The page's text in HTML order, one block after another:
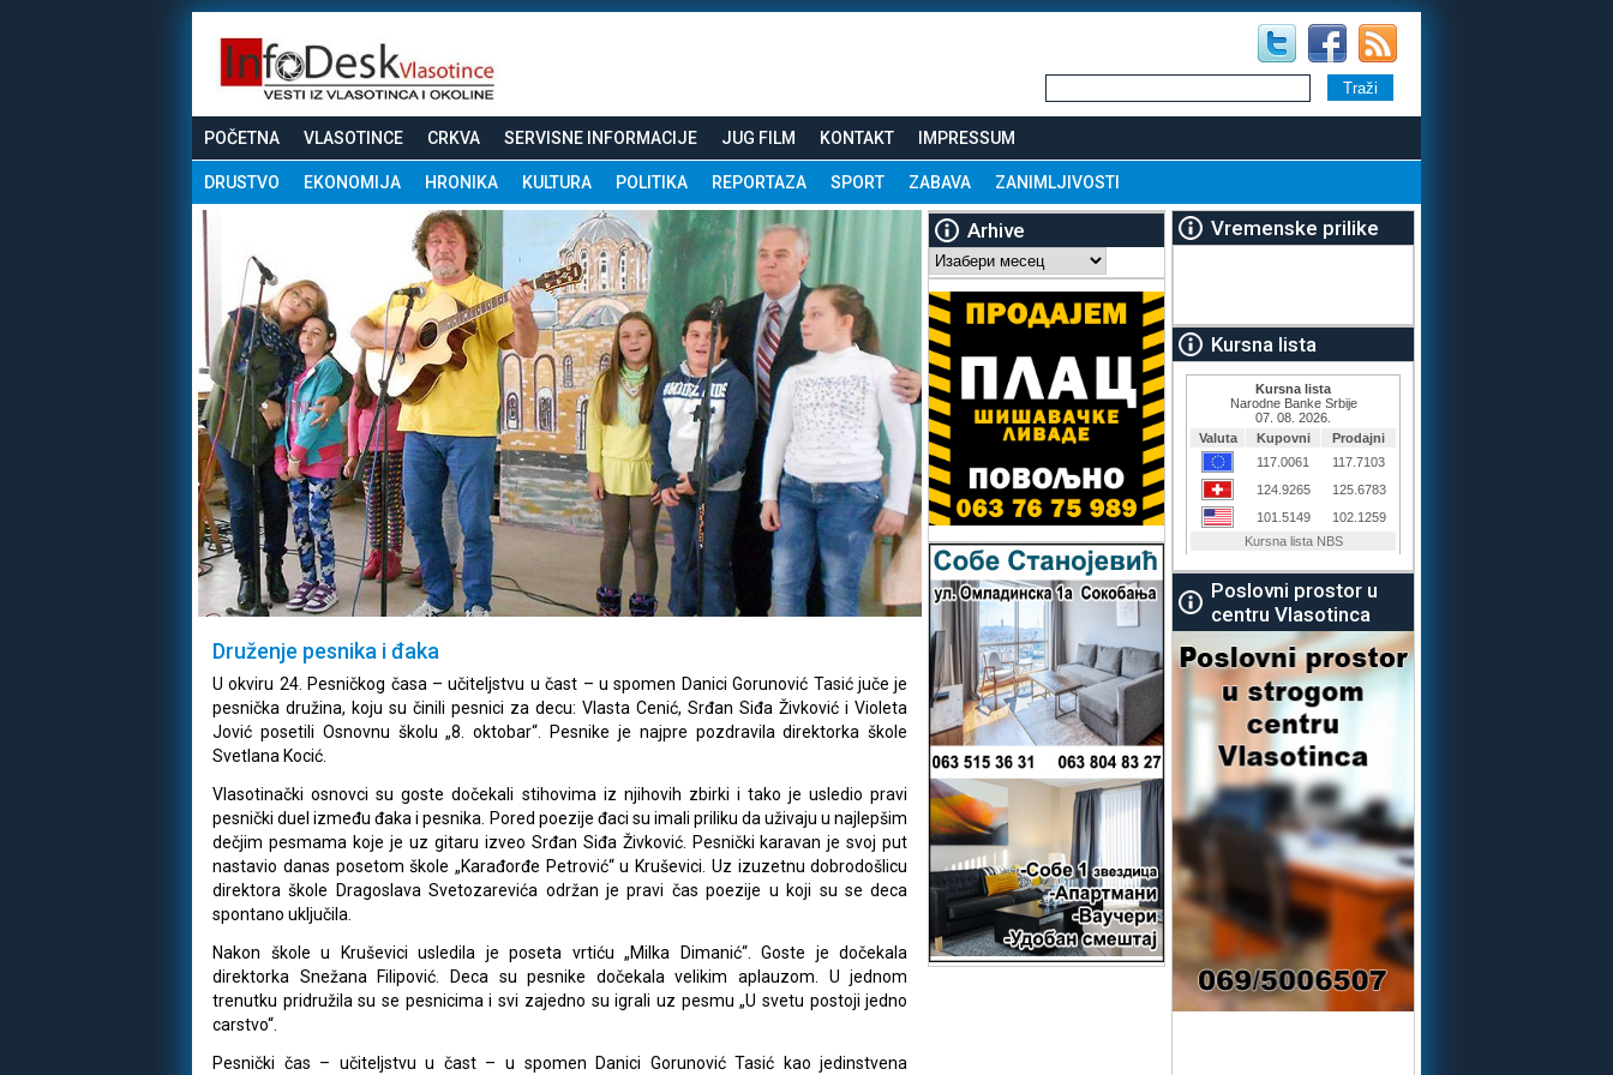
POČETNA VLASOTINCE CRKVA SERVISNE INFORMACIJE JUG FILM KONTAKT IMPRESSUM
DRUSTVO EKONOMIJA HRONIKA KULTURA POLITIKA REPORTAZA SPORT ZABAVA ZANIMLJIVOSTI
Druženje pesnika i đaka
U okviru 24. Pesničkog časa – učiteljstvu u čast – u spomen Danici Gorunović Tasić juče je
pesnička družina, koju su činili pesnici za decu: Vlasta Cenić, Srđan Siđa Živković i Violeta
Jović posetili Osnovnu školu „8. oktobar“. Pesnike je najpre pozdravila direktorka škole
Svetlana Kocić.
Vlasotinački osnovci su goste dočekali stihovima iz njihovih zbirki i tako je usledio pravi
pesnički duel između đaka i pesnika. Pored poezije đaci su imali priliku da uživaju u najlepšim
dečjim pesmama koje je uz gitaru izveo Srđan Siđa Živković. Pesnički karavan je svoj put
nastavio danas posetom škole „Karađorđe Petrović“ u Kruševici. Uz izuzetnu dobrodošlicu
direktora škole Dragoslava Svetozarevića održan je pravi čas poezije u koji su se deca
spontano uključila.
Nakon škole u Kruševici usledila je poseta vrtiću „Milka Dimanić“. Goste je dočekala
direktorka Snežana Filipović. Deca su pesnike dočekala velikim aplauzom. U jednom
trenutku pridružila su se pesnicima i svi zajedno su igrali uz pesmu „U svetu postoji jedno
carstvo“.
Pesnički čas – učiteljstvu u čast – u spomen Danici Gorunović Tasić kao jedinstvena
Arhive
Arhive
Vremenske prilike
Kursna lista
Poslovni prostor u
centru Vlasotinca